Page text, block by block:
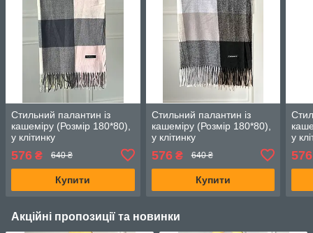
Стильний палантин із
кашеміру (Розмір 180*80),
у клітинку
576 ₴ 640 ₴
Купити
Стильний палантин із
кашеміру (Розмір 180*80),
у клітинку
576₴ 640 ₴
Купити
у
576
Акційні пропозиції та новинки